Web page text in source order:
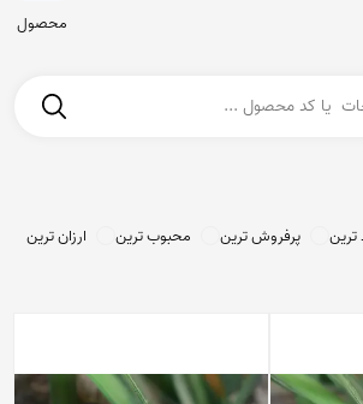
محصول
ترین پرفروش ترین محبوب ترین
ارزان ترین